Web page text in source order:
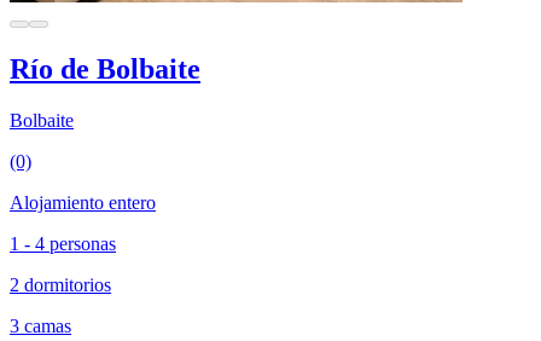
Río de Bolbaite
Bolbaite
(0)
Alojamiento entero
1 - 4 personas
2 dormitorios
3 camas